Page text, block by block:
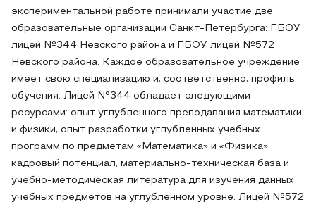
экспериментальной работе принимали участие две
образовательные организации Санкт-Петербурга: ГБОУ
лицей №344 Невского района и ГБОУ лицей №572
Невского района. Каждое образовательное учреждение
имеет свою специализацию и, соответственно, профиль
обучения. Лицей №344 обладает следующими
ресурсами: опыт углубленного преподавания математики
и физики, опыт разработки углубленных учебных
программ по предметам «Математика» и «Физика»,
кадровый потенциал, материально-техническая база и
учебно-методическая литература для изучения данных
учебных предметов на углубленном уровне. Лицей №572